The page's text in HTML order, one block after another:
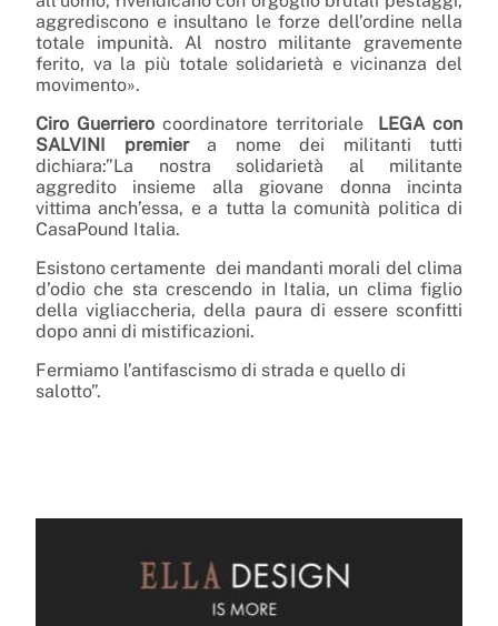
aggrediscono e insultano le forze dell’ordine nella
totale impunità. Al nostro militante gravemente
ferito, va la più totale solidarietà e vicinanza del
movimento».
Ciro Guerrierocoordinatore territoriale
LEGA con
SALVINI premier a nome dei militanti
tutti
dichiara:”La nostra solidarietà al militante
aggredito insieme alla giovane donna incinta
vittima anch’essa, e a tutta la comunità politica di
CasaPound Italia.
Esistono certamente dei mandanti morali del clima
d’odio che sta crescendo in Italia, un clima figlio
della vigliaccheria, della paura di essere sconfitti
dopo anni di mistificazioni.
Fermiamo l’antifascismo di strada e quello di
salotto”.